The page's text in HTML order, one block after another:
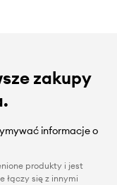
zakupy
informacje o
produkty i jest
łączy się z innymi